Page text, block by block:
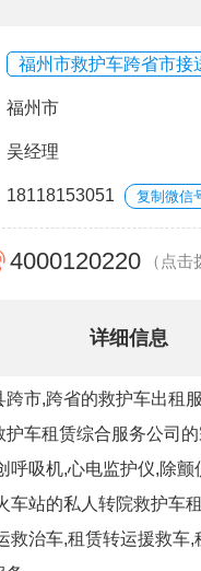
福州市救护车跨省市接
福州市
吴经理
18118153051 复制微信
4000120220 （点击
详细信息
跨市,跨省的救护车出租
护车租赁综合服务公司
呼吸机,心电监护仪,除
车站的私人转院救护车
救治车,租赁转运援救车